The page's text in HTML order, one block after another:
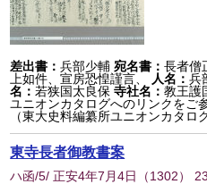
差出書：兵部少輔 宛名書：長者僧
上如件、宣房恐惶謹言、
人名：兵
名：若狭国太良保 寺社名：教王護
ユニオンカタログへのリンクをご
（東大史料編纂所ユニオンカタロ
東寺長者御教書案
ハ函/5/ 正安4年7月4日 （1302）